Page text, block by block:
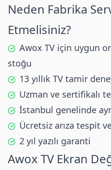
Neden Fabrika
Etmelisiniz?
Awox TV için uygun
stoğu
13 yıllık TV tamir
Uzman ve sertifikalı
İstanbul genelinde
Ücretsiz arıza tespit
2 yıl yazılı garanti
Awox TV Ekran